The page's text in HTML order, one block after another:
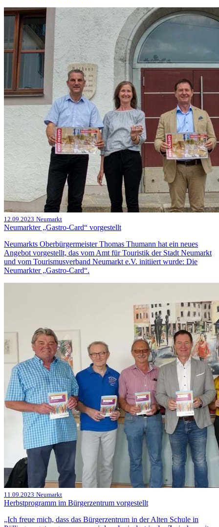
12.09.2023 Neumarkt
Neumarkter „Gastro-Card“ vorgestellt
Neumarkts Oberbürgermeister Thomas Thumann hat ein neues
Angebot vorgestellt, das vom Amt für Touristik der Stadt Neumarkt
und vom Tourismusverband Neumarkt e.V. initiiert wurde: Die
Neumarkter „Gastro-Card“.
11.09.2023 Neumarkt
Herbstprogramm im Bürgerzentrum vorgestellt
„Ich freue mich, dass das Bürgerzentrum in der Alten Schule in